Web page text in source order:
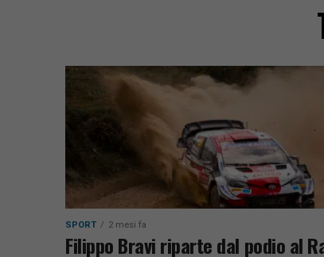
SPORT 2 mesi fa
Filippo Bravi riparte dal podio al